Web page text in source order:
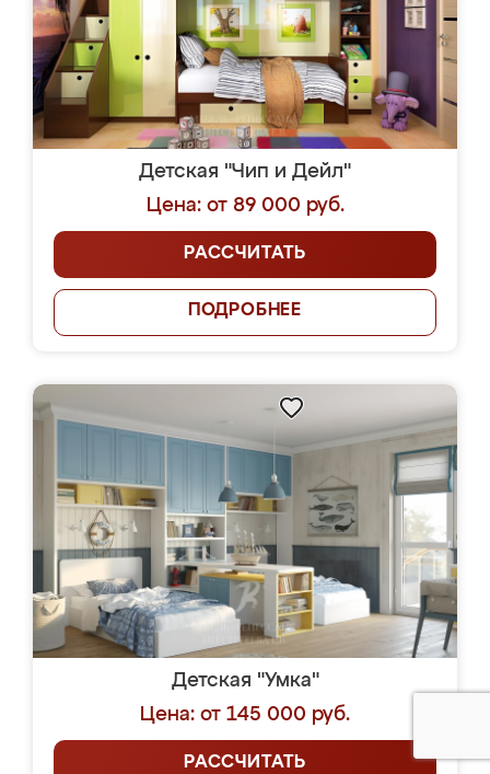
Детская "Чип и Дейл"
Цена: от 89 000 руб.
РАССЧИТАТЬ
ПОДРОБНЕЕ
Детская "Умка"
Цена: от 145 000 руб.
РАССЧИТАТЬ